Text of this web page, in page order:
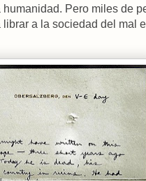
Pero miles de
a la sociedad del mal